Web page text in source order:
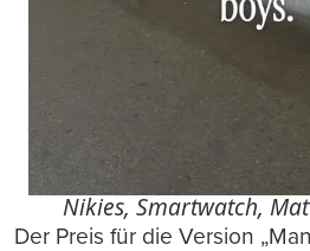
Nikies, Smartwatch,
Der Preis für die Version